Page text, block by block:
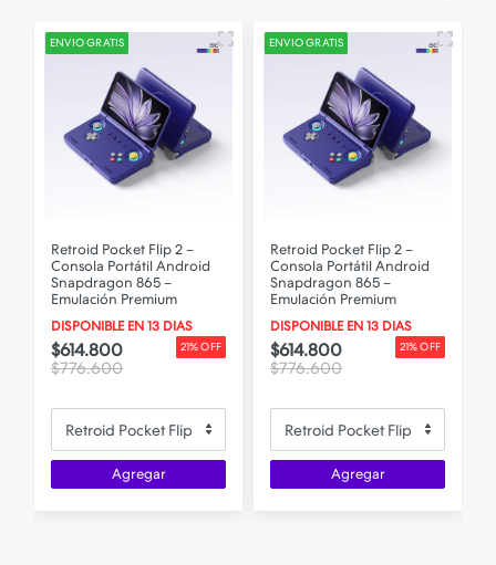
ENVIO GRATIS
Retroid Pocket Flip 2 –
Consola Portátil Android
Snapdragon 865 –
Emulación Premium
DISPONIBLE EN 13 DIAS
21% OFF
$614.800
$776.600
Agregar
ENVIO GRATIS
Retroid Pocket Flip 2 –
Consola Portátil Android
Snapdragon 865 –
Emulación Premium
DISPONIBLE EN 13 DIAS
21% OFF
$614.800
$776.600
Agregar